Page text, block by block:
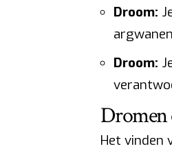
Droom:
Droom:
Dromen
Het vinden